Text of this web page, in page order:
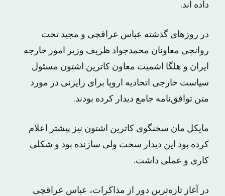
داده‌ اند.
در روزهای گذشته عباس عراقچی و مجید تخت
روانچی معاونان محمدجواد ظریف وزیر امور خارجه
ایران و هلگا اشمیت معاون کاترین اشتون مسئول
سیاست خارجی اتحادیه اروپا برای رایزنی در مورد
متن توافق‌نامه جامع دیدار کرده بودند.
مایکل مان سخنگوی کاترین اشتون نیز پیشتر اعلام
کرده بود این دیدار سخت ولی سازنده بود و شکلی
کاری و عملی داشت.
در آغاز تازه‌ترین دور از مذاکرات، عباس عراقچی